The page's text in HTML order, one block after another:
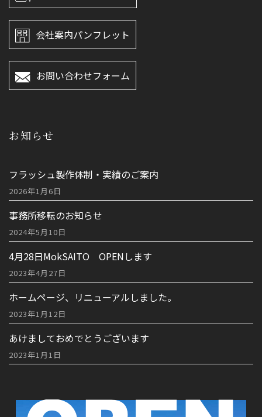
会社案内パンフレット
お問い合わせフォーム
お知らせ
フラッシュ製作体制・実績のご案内
2026年1月6日
事務所移転のお知らせ
2024年5月10日
4月28日MokSAITO OPENします
2023年4月27日
ホームページ、リニューアルしました。
2023年1月12日
あけましておめでとうございます
2023年1月1日